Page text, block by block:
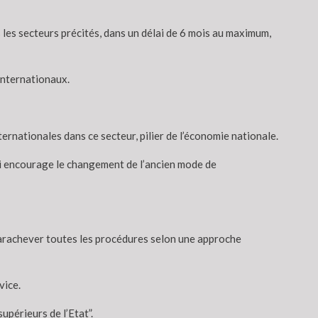
secteurs précités, dans un délai de 6 mois au maximum,
dans ce secteur, pilier de l’économie nationale.
le changement de l’ancien mode de
toutes les procédures selon une approche
de l’Etat”.